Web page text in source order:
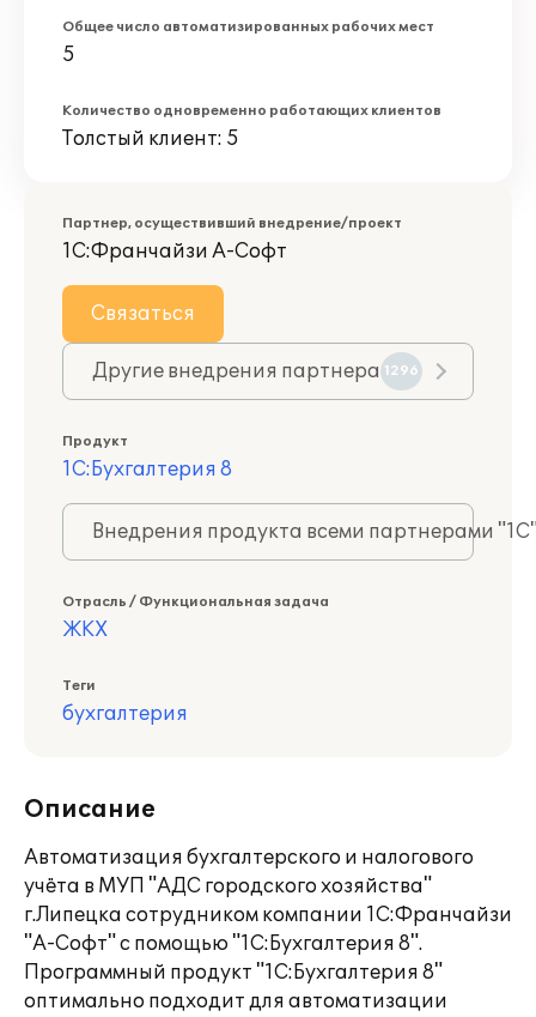
Общее число автоматизированных рабочих мест
5
Количество одновременно работающих клиентов
Толстый клиент: 5
Партнер, осуществивший внедрение/проект
1С:Франчайзи А-Софт
Связаться
Другие внедрения партнера 1296
Продукт
1С:Бухгалтерия 8
Внедрения продукта всеми партнерами
Отрасль / Функциональная задача
ЖКХ
Теги
бухгалтерия
Описание
Автоматизация бухгалтерского и налогового
учёта в МУП "АДС городского хозяйства"
г.Липецка сотрудником компании 1С:Франчайзи
"А-Софт" с помощью "1С:Бухгалтерия 8".
Программный продукт "1C:Бухгалтерия 8"
оптимально подходит для автоматизации